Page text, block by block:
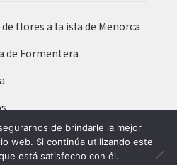
flores a la isla de Menorca
de Formentera
de brindarle la mejor
web. Si continúa utilizando este
está satisfecho con él.